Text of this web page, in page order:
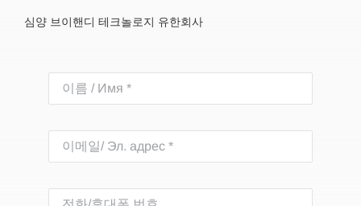
심양 브이핸디 테크놀로지 유한회사